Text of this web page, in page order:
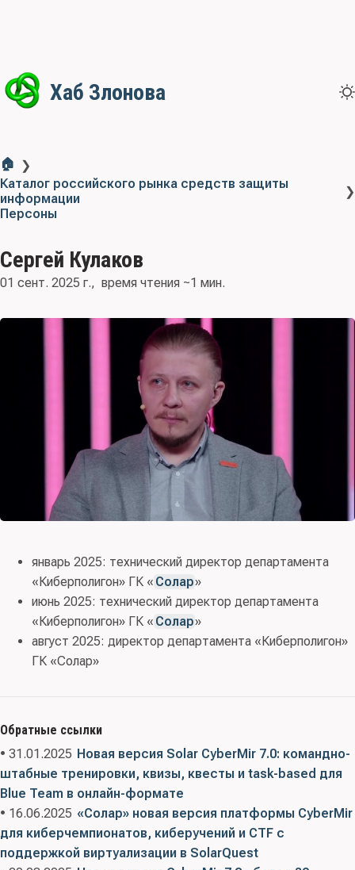
Хаб Злонова
🏠 ❯
Каталог российского рынка средств защиты
информации
❯
Персоны
Сергей Кулаков
01 сент. 2025 г. время чтения ~1 мин.
январь 2025: технический директор департамента
«Киберполигон» ГК « Солар»
июнь 2025: технический директор департамента
«Киберполигон» ГК « Солар»
август 2025: директор департамента «Киберполигон»
ГК «Солар»
Обратные ссылки
• 31.01.2025 Новая версия Solar CyberMir 7.0: командно-
штабные тренировки, квизы, квесты и task-based для
Blue Team в онлайн-формате
• 16.06.2025 «Солар» новая версия платформы CyberMir
для киберчемпионатов, киберучений и CTF с
поддержкой виртуализации в SolarQuest